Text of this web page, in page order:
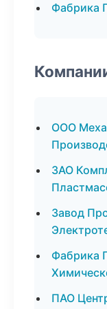
Фабрика
ООО
ЗАО
Завод
Фабрика
ПАО